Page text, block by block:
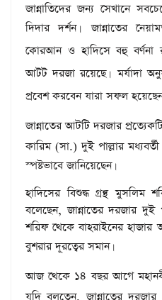
জান্নাতিদের জন্য সেখানে
দিদার দর্শন।
জান্নাতের
কোরআন ও হাদিসে বহু বর্ণনা
আটট দরজা রয়েছে। মর্যাদা
প্রবেশ করবেন যারা সফল
জান্নাতের আটটি দরজার
কারিম (সা.) দুই পাল্লার
স্পষ্টভাবে জানিয়েছেন।
হাদিসের বিশুদ্ধ গ্রন্থ মুসলিম
বলেছেন, জান্নাতের দরজার দুই
শরিফ থেকে বাহরাইনের হাজার
বুশরার দূরত্বের সমান।
আজ থেকে ১৪ বছর আগে
যদি বলতেন, জান্নাতের দরজার